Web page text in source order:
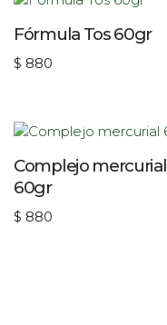
Fórmula Tos 60gr
$ 880
Complejo mercurial
60gr
$ 880